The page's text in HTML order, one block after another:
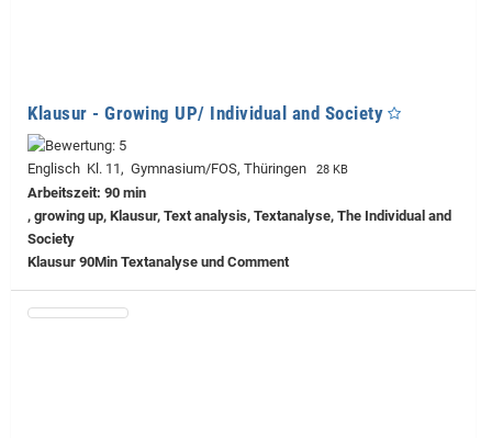
Klausur - Growing UP/ Individual and Society
Englisch Kl. 11, Gymnasium/FOS, Thüringen 28 KB
Arbeitszeit: 90 min
, growing up, Klausur, Text analysis, Textanalyse, The Individual and
Society
Klausur 90Min Textanalyse und Comment